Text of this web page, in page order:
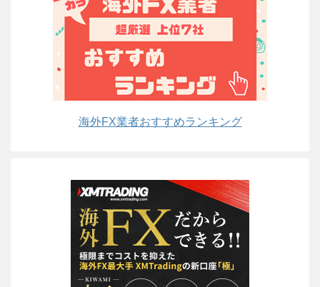
海外FX業者おすすめランキング